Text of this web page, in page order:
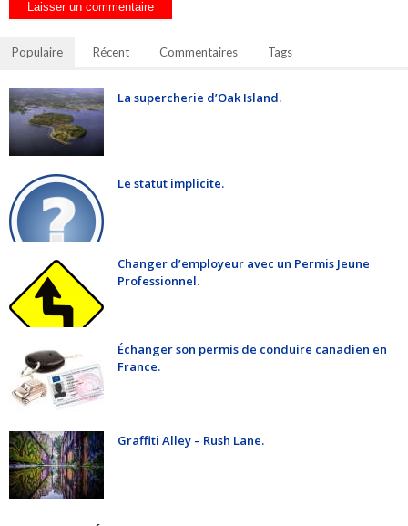
Populaire Récent Commentaires Tags
La supercherie d’Oak Island.
Le statut implicite.
Changer d’employeur avec un Permis Jeune
Professionnel.
Échanger son permis de conduire canadien en
France.
Graffiti Alley – Rush Lane.